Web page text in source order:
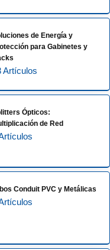
de Energía y
para Gabinetes y
Artículos
Ópticos:
de Red
Conduit PVC y Metálicas